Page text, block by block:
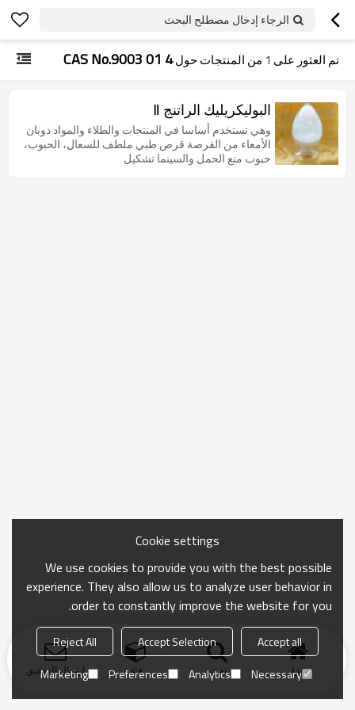
الرجاء إدخال مصطلح البحث
تم العثور على 1 من المنتجات حولCAS No.9003 01 4
البوليكريليك الراتنج Ⅱ
وهي تستخدم أساسا في المنتجات والطلاء والمواد ذوبان
الأمعاء من القرصة قرص طبي ملطف للسعال، الحبوب،
حبوب منع الحمل والسينما تشكيل
منزل بحث فئة ارسال التحقيق
Cookie settings
We use cookies to provide you with the best possible
experience. They also allow us to analyze user behavior in
order to constantly improve the website for you.
Accept all
Accept Selection
Reject All
Necessary
Analytics
Preferences
Marketing